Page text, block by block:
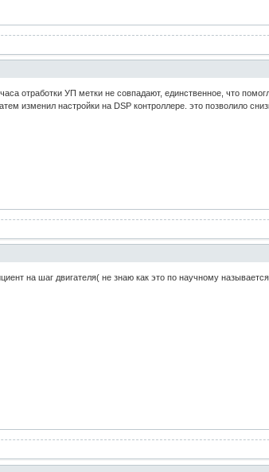
отработки УП метки не совпадают, единственное, что
изменил настройки на DSP контроллере. это позволило
на шаг двигателя( не знаю как это по научному